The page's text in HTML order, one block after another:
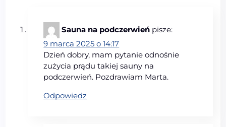
Sauna na podczerwień pisze:
9 marca 2025 o 14:17
Dzień dobry, mam pytanie odnośnie
zużycia prądu takiej sauny na
podczerwień. Pozdrawiam Marta.
Odpowiedz